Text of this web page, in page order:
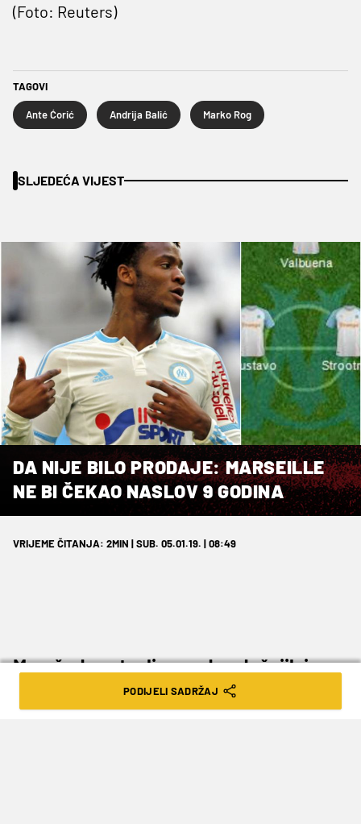
(Foto: Reuters)
TAGOVI
Ante Ćorić Andrija Balić Marko Rog
SLJEDEĆA VIJEST
DA NIJE BILO PRODAJE: MARSEILLE
NE BI ČEKAO NASLOV 9 GODINA
VRIJEME ČITANJA: 2MIN | SUB. 05.01.19. | 08:49
Momčad sastavljena od sadašnjih i
bivših igrača.PODIJELI SADRŽAJ